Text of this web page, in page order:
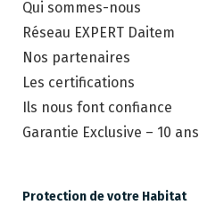
Qui sommes-nous
Réseau EXPERT Daitem
Nos partenaires
Les certifications
Ils nous font confiance
Garantie Exclusive – 10 ans
Protection de votre Habitat